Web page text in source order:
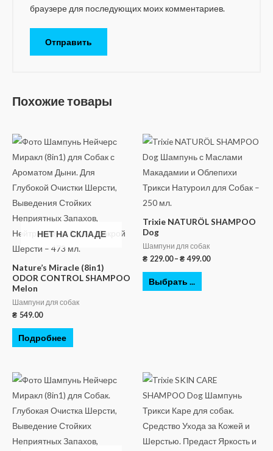
браузере для последующих моих комментариев.
Похожие товары
НЕТ НА СКЛАДЕ
Nature’s Miracle (8in1)
ODOR CONTROL SHAMPOO
Melon
Шампуни для собак
₴ 549.00
Подробнее
Trixie NATURÖL SHAMPOO
Dog
Шампуни для собак
₴ 229.00– ₴ 499.00
Выбрать ...